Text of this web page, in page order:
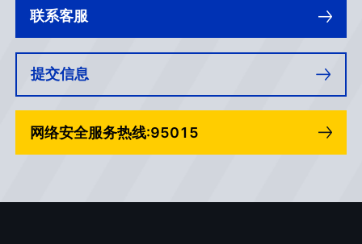
联系客服
提交信息
网络安全服务热线:95015